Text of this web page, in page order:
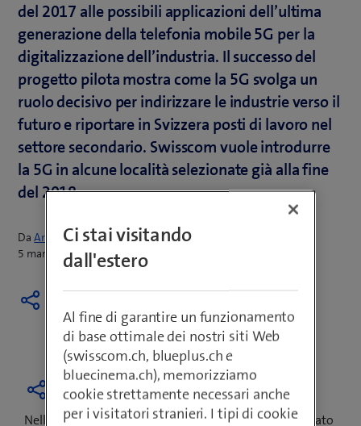
del 2017 alle possibili applicazioni dell’ultima
generazione della telefonia mobile 5G per la
digitalizzazione dell’industria. Il successo del
progetto pilota mostra come la 5G svolga un
ruolo decisivo per indirizzare le industrie verso il
futuro e riportare in Svizzera posti di lavoro nel
settore secondario. Swisscom vuole introdurre
la 5G in alcune località selezionate già alla fine
del 2018.
DaArmin Schädeli
5 marzo 2018
Nell’ambito di un progetto pilota, Ypsomed ha realizzato
Ci stai visitando
dall'estero
Al fine di garantire un funzionamento
di base ottimale dei nostri siti Web
(swisscom.ch, blueplus.ch e
bluecinema.ch), memorizziamo
cookie strettamente necessari anche
per i visitatori stranieri. I tipi di cookie